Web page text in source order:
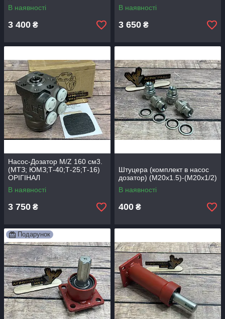
В наявності
3 400 ₴
В наявності
3 650 ₴
Насос-Дозатор M/Z 160 см3.
(МТЗ; ЮМЗ;Т-40;Т-25;Т-16)
ОРІГІНАЛ
В наявності
3 750 ₴
Штуцера (комплект в насос
дозатор) (М20х1.5)-(М20х1/2)
В наявності
400 ₴
Подарунок